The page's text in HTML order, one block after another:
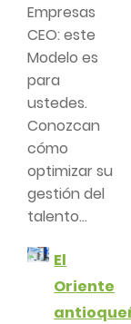
Empresas
CEO: este
Modelo es
para
ustedes.
Conozcan
cómo
optimizar su
gestión del
talento...
El
Oriente